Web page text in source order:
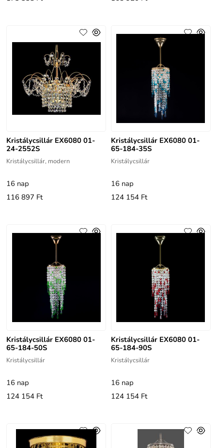
Kristálycsillár EX6080 01-
24-2552S
Kristálycsillár, modern
16 nap
116 897 Ft
Kristálycsillár EX6080 01-
65-184-35S
Kristálycsillár
16 nap
124 154 Ft
Kristálycsillár EX6080 01-
65-184-50S
Kristálycsillár
16 nap
124 154 Ft
Kristálycsillár EX6080 01-
65-184-90S
Kristálycsillár
16 nap
124 154 Ft